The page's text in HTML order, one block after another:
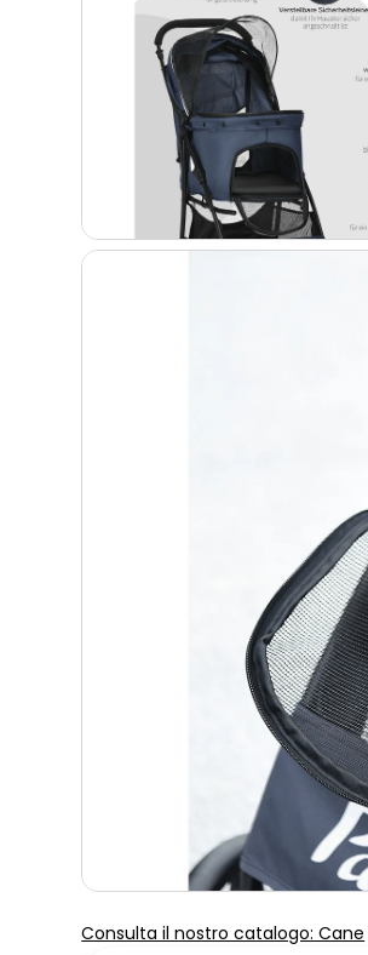
Consulta il nostro catalogo: Cane